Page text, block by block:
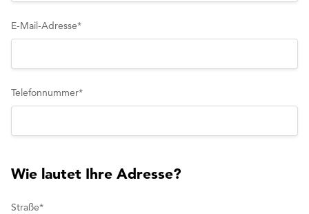
E-Mail-Adresse*
Telefonnummer*
Wie lautet Ihre Adresse?
Straße*